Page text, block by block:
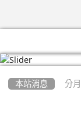
本站消息 分